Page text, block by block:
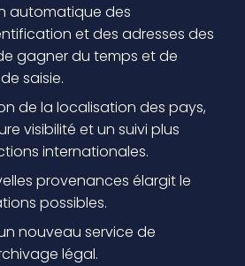
automatique des
et des adresses des
gagner du temps et de
saisie.
de la localisation des pays,
visibilité et un suivi plus
internationales.
provenances élargit le
possibles.
nouveau service de
légal.